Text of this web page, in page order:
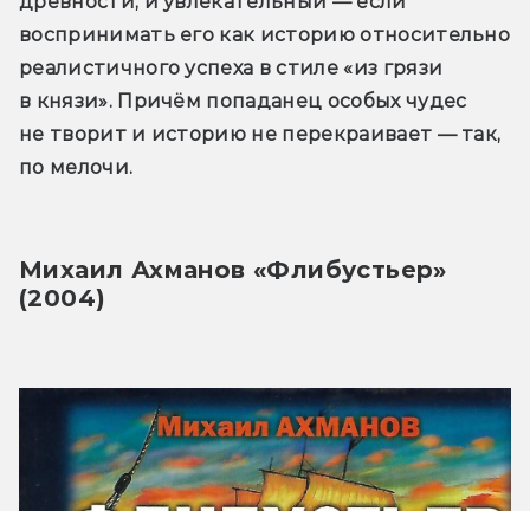
воспринимать его как историю относительно
реалистичного успеха в стиле «из грязи
в князи». Причём попаданец особых чудес
не творит и историю не перекраивает — так,
по мелочи.
Михаил Ахманов «Флибустьер»
(2004)